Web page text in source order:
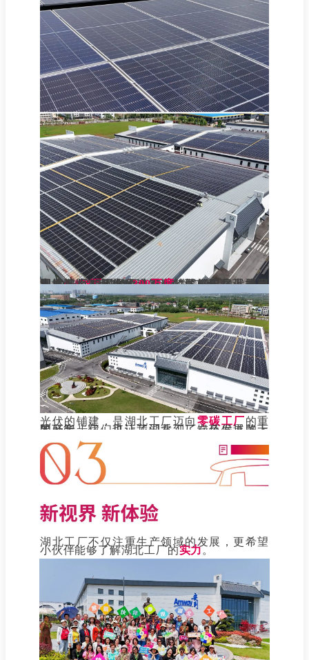
湖北工厂，怀揣着对零碳的深沉向往，坚定不移地走在环保的道路上。两栋厂房屋面已完成4,478
块670Wp光伏组件的铺设，占地面积超过1.6万平方米。
这些光伏组件将于2024年第二季度正式启用，按照25年全生命周期持续发电量计算，年均有效发电量近300万度。
光伏的铺建，是湖北工厂迈向 零碳工厂的重
要一步，它们见证了湖北工厂在环保道路上的坚定步伐，也让我们看到了绿色发展的无限可能。
湖北工厂不仅注重生产领域的发展，更希望
小伙伴能够了解湖北工厂的实力。